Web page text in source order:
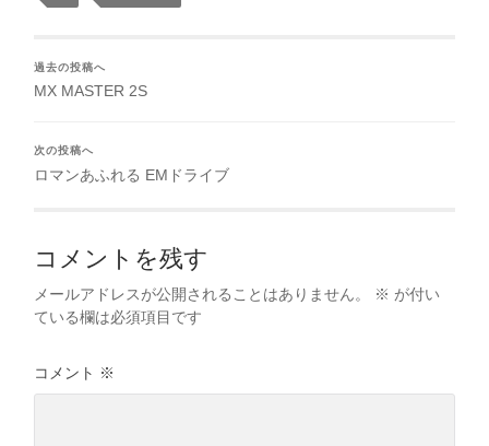
過去の投稿へ
MX MASTER 2S
次の投稿へ
ロマンあふれる EMドライブ
コメントを残す
メールアドレスが公開されることはありません。 ※ が付い
ている欄は必須項目です
コメント ※